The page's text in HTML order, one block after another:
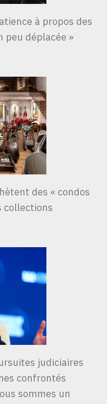
à propos des
peu déplacée »
des « condos
collections
judiciaires
confrontés
sommes un